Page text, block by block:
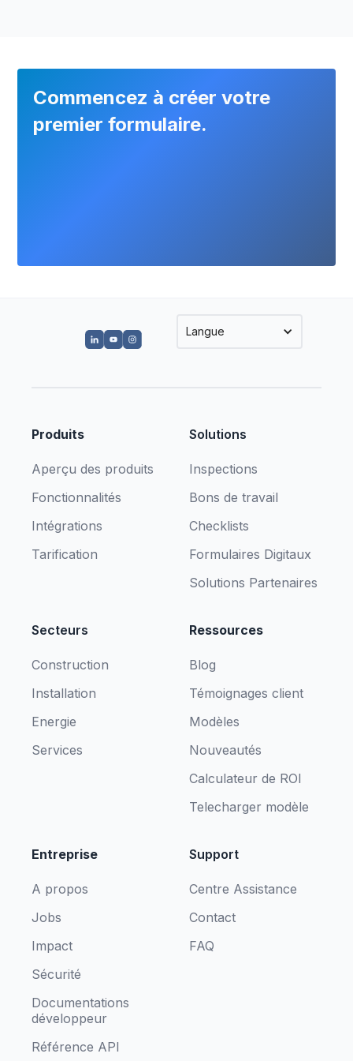
Commencez à créer votre
premier formulaire.
Langue
Produits
Aperçu des produits
Fonctionnalités
Intégrations
Tarification
Solutions
Inspections
Bons de travail
Checklists
Formulaires Digitaux
Solutions Partenaires
Secteurs
Construction
Installation
Energie
Services
Ressources
Blog
Témoignages client
Modèles
Nouveautés
Calculateur de ROI
Telecharger modèle
Entreprise
A propos
Jobs
Impact
Sécurité
Documentations
développeur
Référence API
Support
Centre Assistance
Contact
FAQ